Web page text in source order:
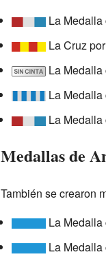
La Medalla
La Cruz
La Medalla
La Medalla
La Medalla
Medallas de
También se crearon
La Medalla
La Medalla